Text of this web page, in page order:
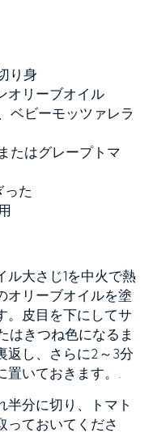
り身
オリーブオイル
ベビーモッツァレラ
たはグレープトマ
った
ル大さじ1を中火で熱
オリーブオイルを塗
。皮目を下にしてサ
はきつね色になるま
返し、さらに2～3分
置いておきます。.
半分に切り、トマト
っておいてくださ